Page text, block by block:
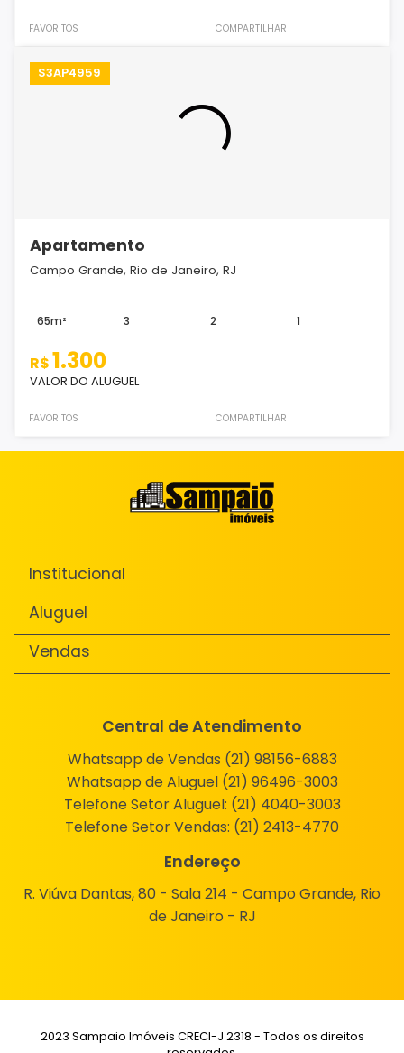
FAVORITOS COMPARTILHAR
S3AP4959
Apartamento
Campo Grande, Rio de Janeiro, RJ
65m² 3 2 1
R$1.300
VALOR DO ALUGUEL
FAVORITOS COMPARTILHAR
Institucional
Aluguel
Vendas
Central de Atendimento
Whatsapp de Vendas (21) 98156-6883
Whatsapp de Aluguel (21) 96496-3003
Telefone Setor Aluguel: (21) 4040-3003
Telefone Setor Vendas: (21) 2413-4770
Endereço
R. Viúva Dantas, 80 - Sala 214 - Campo Grande, Rio
de Janeiro - RJ
2023 Sampaio Imóveis CRECI-J 2318 - Todos os direitos